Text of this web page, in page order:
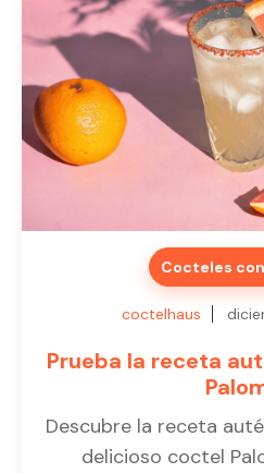
Cocteles
coctelhaus
Prueba la receta
Descubre la receta
delicioso coctel